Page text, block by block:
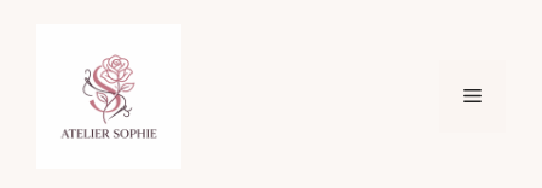
Menu